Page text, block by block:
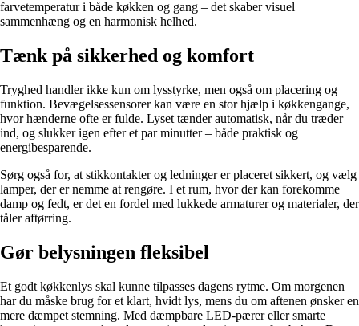
farvetemperatur i både køkken og gang – det skaber visuel
sammenhæng og en harmonisk helhed.
Tænk på sikkerhed og komfort
Tryghed handler ikke kun om lysstyrke, men også om placering og
funktion. Bevægelsessensorer kan være en stor hjælp i køkkengange,
hvor hænderne ofte er fulde. Lyset tænder automatisk, når du træder
ind, og slukker igen efter et par minutter – både praktisk og
energibesparende.
Sørg også for, at stikkontakter og ledninger er placeret sikkert, og vælg
lamper, der er nemme at rengøre. I et rum, hvor der kan forekomme
damp og fedt, er det en fordel med lukkede armaturer og materialer, der
tåler aftørring.
Gør belysningen fleksibel
Et godt køkkenlys skal kunne tilpasses dagens rytme. Om morgenen
har du måske brug for et klart, hvidt lys, mens du om aftenen ønsker en
mere dæmpet stemning. Med dæmpbare LED-pærer eller smarte